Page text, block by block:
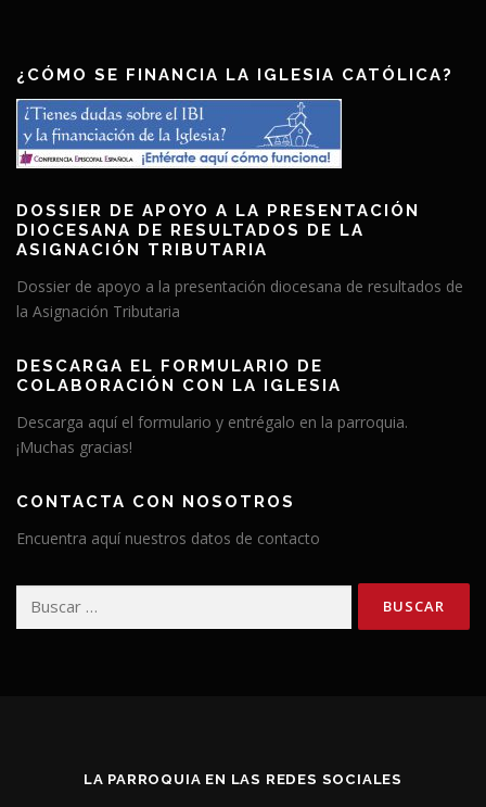
¿CÓMO SE FINANCIA LA IGLESIA CATÓLICA?
DOSSIER DE APOYO A LA PRESENTACIÓN
DIOCESANA DE RESULTADOS DE LA
ASIGNACIÓN TRIBUTARIA
Dossier de apoyo a la presentación diocesana de resultados de
la Asignación Tributaria
DESCARGA EL FORMULARIO DE
COLABORACIÓN CON LA IGLESIA
Descarga aquí el formulario y entrégalo en la parroquia.
¡Muchas gracias!
CONTACTA CON NOSOTROS
Encuentra aquí nuestros datos de contacto
LA PARROQUIA EN LAS REDES SOCIALES